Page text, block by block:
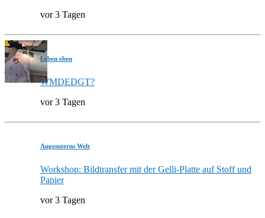
vor 3 Tagen
Leben eben
WMDEDGT?
vor 3 Tagen
Augensterns Welt
Workshop: Bildtransfer mit der Gelli-Platte auf Stoff und
Papier
vor 3 Tagen